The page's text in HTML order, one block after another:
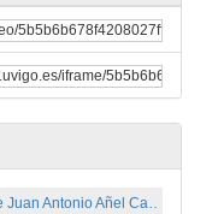
Presentación de Juan Antonio Añel Cabanelas